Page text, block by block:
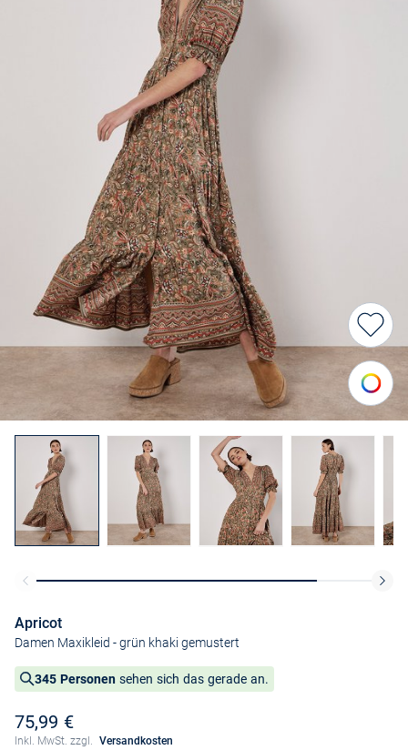
Apricot
Damen Maxikleid - grün khaki gemustert
345 Personen sehen sich das gerade an.
75,99 €
Inkl. MwSt. zzgl. Versandkosten